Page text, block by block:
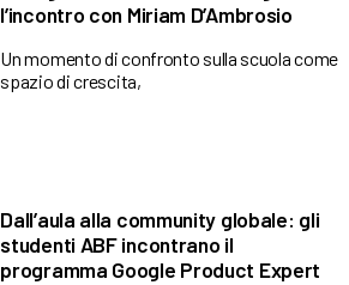
l’incontro con Miriam D’Ambrosio
Un momento di confronto sulla scuola come
spazio di crescita,
Dall’aula alla community globale: gli
studenti ABF incontrano il
programma Google Product Expert